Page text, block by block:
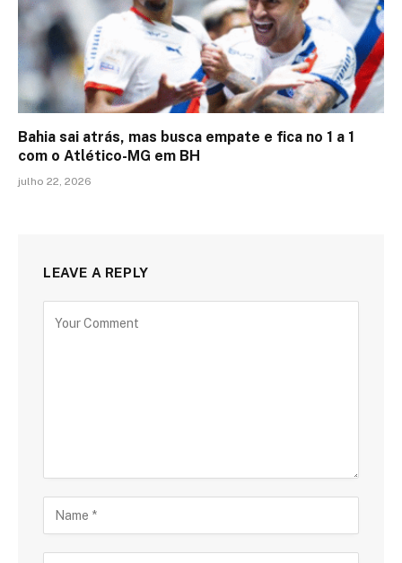
Bahia sai atrás, mas busca empate e fica no 1 a 1
com o Atlético-MG em BH
julho 22, 2026
LEAVE A REPLY